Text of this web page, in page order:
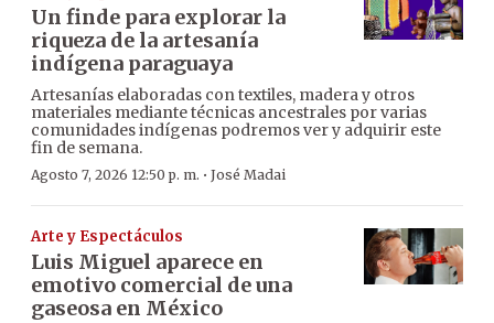
Un finde para explorar la
riqueza de la artesanía
indígena paraguaya
Artesanías elaboradas con textiles, madera y otros
materiales mediante técnicas ancestrales por varias
comunidades indígenas podremos ver y adquirir este
fin de semana.
Agosto 7, 2026 12:50 p. m. · José Madai
Arte y Espectáculos
Luis Miguel aparece en
emotivo comercial de una
gaseosa en México